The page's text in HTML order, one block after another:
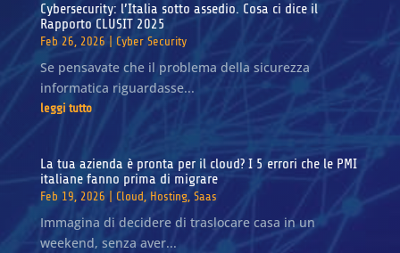
Cybersecurity: l’Italia sotto assedio. Cosa ci dice il
Rapporto CLUSIT 2025
Feb 26, 2026 Cyber Security
Se pensavate che il problema della sicurezza
informatica riguardasse...
leggi tutto
La tua azienda è pronta per il cloud? I 5 errori che le PMI
italiane fanno prima di migrare
Feb 19, 2026 Cloud, Hosting, Saas
Immagina di decidere di traslocare casa in un
weekend, senza aver...